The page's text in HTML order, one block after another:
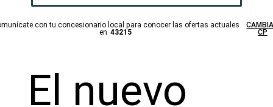
con tu concesionario local para conocer las ofertas actuales
en 43215
CP
El nuevo